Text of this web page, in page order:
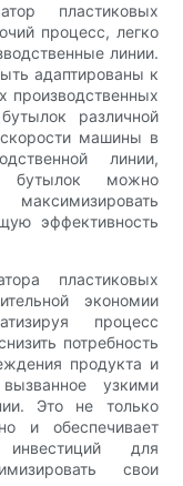
пластиковых
процесс, легко
линии.
адаптированы к
производственных
различной
машины в
линии,
бутылок можно
эффективность
пластиковых
экономии
процесс
потребность
продукта и
узкими
Это не только
и обеспечивает
для
свои